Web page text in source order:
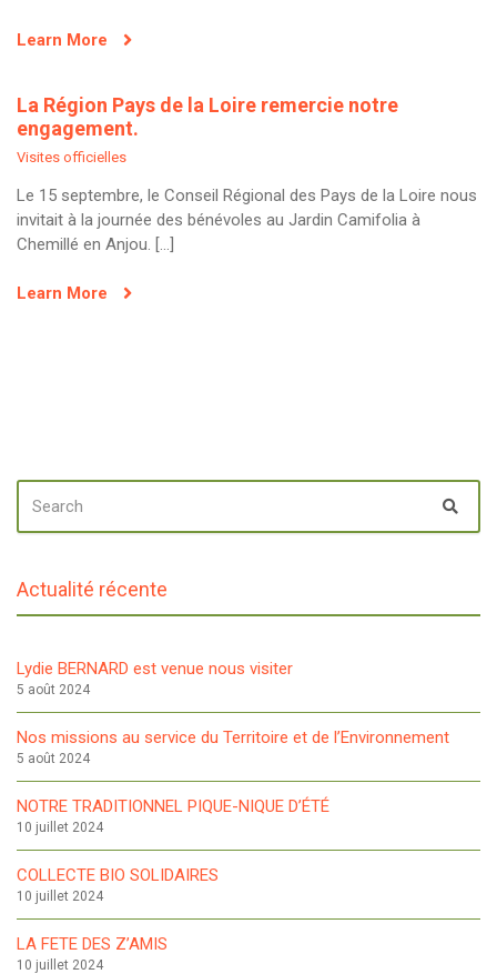
Learn More
La Région Pays de la Loire remercie notre
engagement.
Visites officielles
Le 15 septembre, le Conseil Régional des Pays de la Loire nous
invitait à la journée des bénévoles au Jardin Camifolia à
Chemillé en Anjou. […]
Learn More
SEARCH
FOR:
Actualité récente
Lydie BERNARD est venue nous visiter
5 août 2024
Nos missions au service du Territoire et de l’Environnement
5 août 2024
NOTRE TRADITIONNEL PIQUE-NIQUE D’ÉTÉ
10 juillet 2024
COLLECTE BIO SOLIDAIRES
10 juillet 2024
LA FETE DES Z’AMIS
10 juillet 2024